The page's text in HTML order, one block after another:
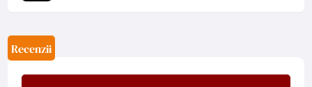
Recenzii